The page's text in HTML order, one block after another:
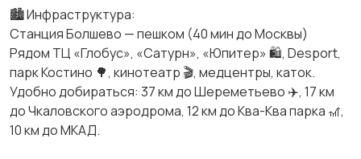
🏙 Инфраструктура:
Станция Болшево — пешком (40 мин до Москвы)
Рядом ТЦ «Глобус», «Сатурн», «Юпитер» 🛍, Desport,
парк Костино 🌳, кинотеатр 🎬, медцентры, каток.
Удобно добираться: 37 км до Шереметьево ✈️, 17 км
до Чкаловского аэродрома, 12 км до Ква-Ква парка 🎢,
10 км до МКАД.